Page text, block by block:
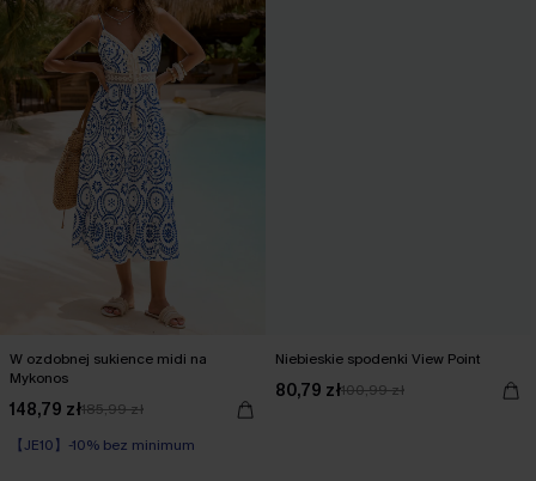
W ozdobnej sukience midi na
Mykonos
148,79 zł185,99 zł
【JE10】-10% bez minimum
Wysoka Talia
Niebieskie spodenki View Point
80,79 zł100,99 zł